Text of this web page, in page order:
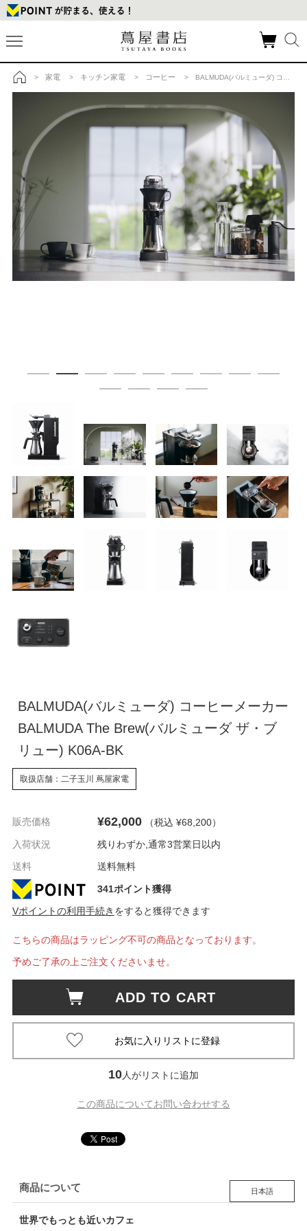
トップ
> 家電 > キッチン家電 > コーヒー > BALMUDA(バルミューダ) コーヒーメーカー BALMUDA The Brew(バルミューダ ザ・ブリュー) K06A-BKの商品詳細
BALMUDA(バルミューダ) コーヒーメーカー
BALMUDA The Brew(バルミューダ ザ・ブ
リュー) K06A-BK
取扱店舗：二子玉川 蔦屋家電
販売価格 ¥62,000 （税込 ¥68,200）
入荷状況
残りわずか,通常3営業日以内
送料
送料無料
341ポイント獲得
Vポイントの利用手続き をすると獲得できます
こちらの商品はラッピング不可の商品となっております。
予めご了承の上ご注文くださいませ。
ADD TO CART
10人がリストに追加
この商品についてお問い合わせする
商品について 日本語
世界でもっとも近いカフェ